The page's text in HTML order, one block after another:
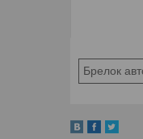
Брелок